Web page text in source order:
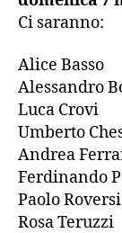
Ci saranno:
Alice Basso
Alessandro
Luca Crovi
Umberto
Andrea
Ferdinando
Paolo Roversi
Rosa Teruzzi